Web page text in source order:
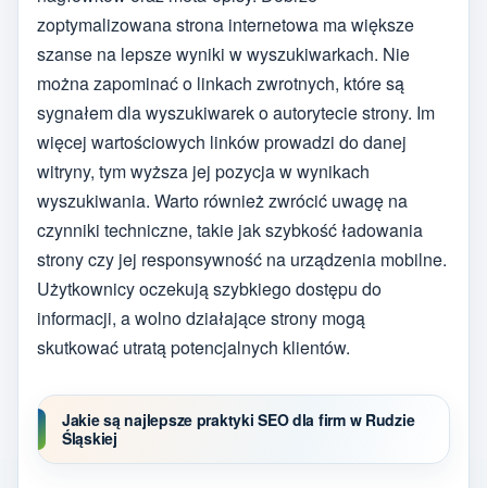
zoptymalizowana strona internetowa ma większe
szanse na lepsze wyniki w wyszukiwarkach. Nie
można zapominać o linkach zwrotnych, które są
sygnałem dla wyszukiwarek o autorytecie strony. Im
więcej wartościowych linków prowadzi do danej
witryny, tym wyższa jej pozycja w wynikach
wyszukiwania. Warto również zwrócić uwagę na
czynniki techniczne, takie jak szybkość ładowania
strony czy jej responsywność na urządzenia mobilne.
Użytkownicy oczekują szybkiego dostępu do
informacji, a wolno działające strony mogą
skutkować utratą potencjalnych klientów.
Jakie są najlepsze praktyki SEO dla firm w Rudzie
Śląskiej